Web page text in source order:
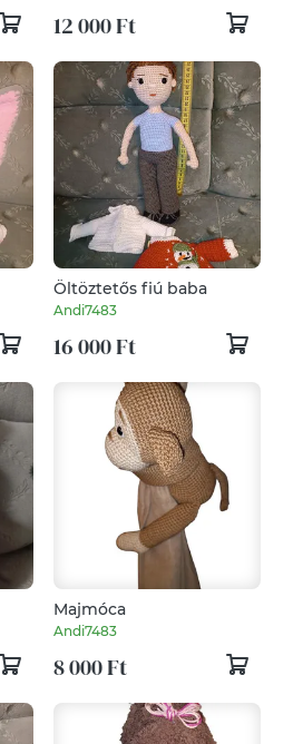
12 000 Ft
Öltöztetős fiú baba
Andi7483
16 000 Ft
Majmóca
Andi7483
8 000 Ft